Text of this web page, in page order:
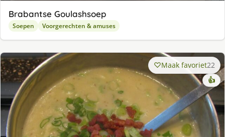
Brabantse Goulashsoep
Soepen Voorgerechten & amuses
Maak favoriet22
👍